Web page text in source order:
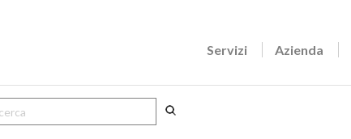
Servizi Azienda